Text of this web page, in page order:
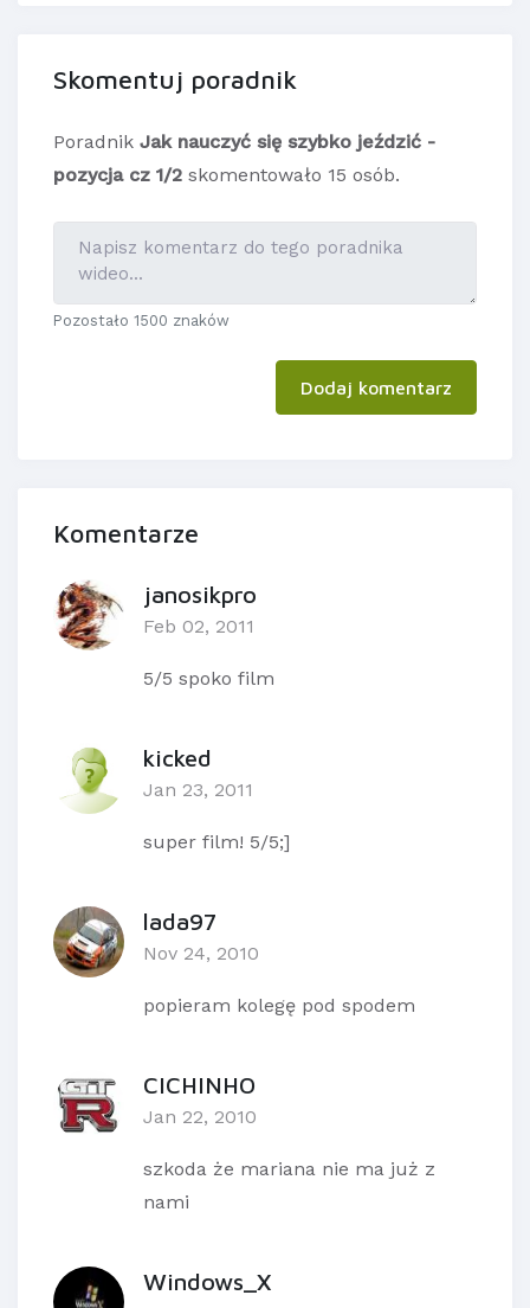
Skomentuj poradnik
Poradnik Jak nauczyć się szybko jeździć -
pozycja cz 1/2 skomentowało 15 osób.
Pozostało 1500 znaków
Dodaj komentarz
Komentarze
janosikpro
Feb 02, 2011
5/5 spoko film
kicked
Jan 23, 2011
super film! 5/5;]
lada97
Nov 24, 2010
popieram kolegę pod spodem
CICHINHO
Jan 22, 2010
szkoda że mariana nie ma już z
nami
Windows_X